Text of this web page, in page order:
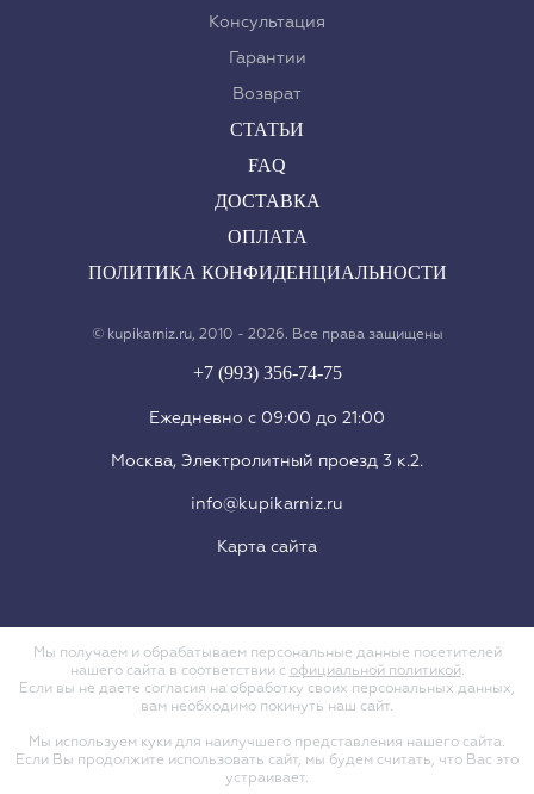
Консультация
Гарантии
Возврат
СТАТЬИ
FAQ
ДОСТАВКА
ОПЛАТА
ПОЛИТИКА КОНФИДЕНЦИАЛЬНОСТИ
© kupikarniz.ru, 2010 - 2026. Все права защищены
+7 (993) 356-74-75
Eжедневно с 09:00 до 21:00
Москва, Электролитный проезд 3 к.2.
info@kupikarniz.ru
Карта сайта
Мы получаем и обрабатываем персональные данные посетителей
нашего сайта в соответствии с официальной политикой.
Если вы не даете согласия на обработку своих персональных данных,
вам необходимо покинуть наш сайт.
Мы используем куки для наилучшего представления нашего сайта.
Если Вы продолжите использовать сайт, мы будем считать, что Вас это
устраивает.